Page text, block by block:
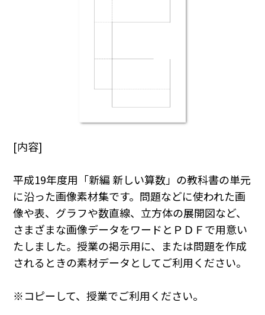
[内容]
平成19年度用「新編 新しい算数」の教科書の単元
に沿った画像素材集です。問題などに使われた画
像や表、グラフや数直線、立方体の展開図など、
さまざまな画像データをワードとＰＤＦで用意い
たしました。授業の掲示用に、または問題を作成
されるときの素材データとしてご利用ください。
※コピーして、授業でご利用ください。